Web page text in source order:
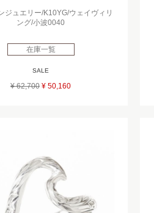
ジュエリー/K10YG/ウェイヴィリ
ング/小波0040
在庫一覧
SALE
¥ 62,700 ¥ 50,160